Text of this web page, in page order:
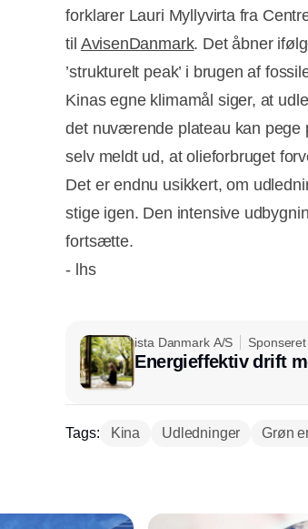
forklarer Lauri Myllyvirta fra
til AvisenDanmark. Det åbner
’strukturelt peak’ i brugen af
Kinas egne klimamål siger, at
det nuværende plateau kan pege
selv meldt ud, at olieforbruget
Det er endnu usikkert, om
stige igen. Den intensive
fortsætte.
- lhs
ista Danmark A/S Sponseret
Energieffektiv drift
Tags: Kina Udledninger Grøn